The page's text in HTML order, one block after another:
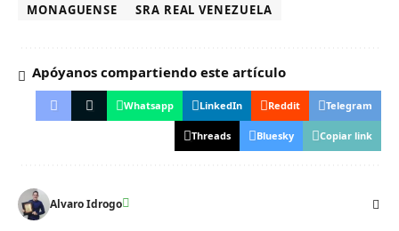
MONAGUENSE
SRA REAL VENEZUELA
Apóyanos compartiendo este artículo
Whatsapp LinkedIn Reddit Telegram
Threads Bluesky Copiar link
Alvaro Idrogo